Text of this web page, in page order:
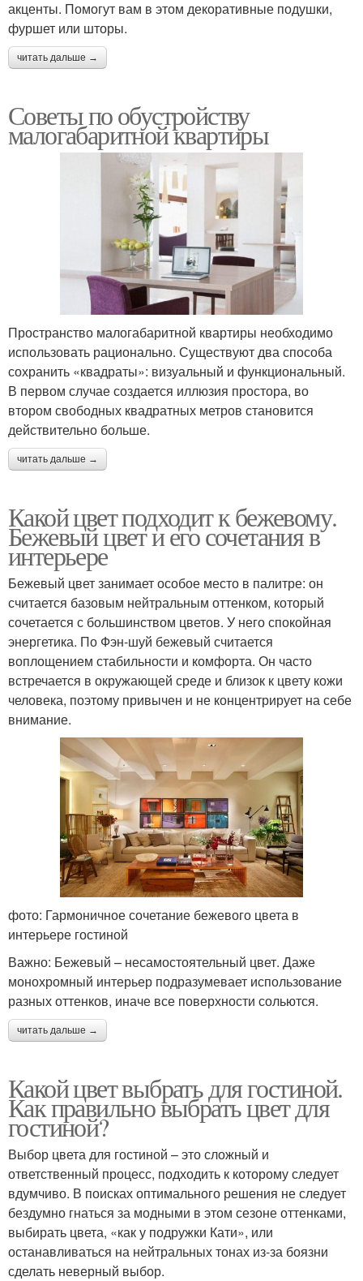
акценты. Помогут вам в этом декоративные подушки,
фуршет или шторы.
читать дальше →
Советы по обустройству
малогабаритной квартиры
Пространство малогабаритной квартиры необходимо
использовать рационально. Существуют два способа
сохранить «квадраты»: визуальный и функциональный.
В первом случае создается иллюзия простора, во
втором свободных квадратных метров становится
действительно больше.
читать дальше →
Какой цвет подходит к бежевому.
Бежевый цвет и его сочетания в
интерьере
Бежевый цвет занимает особое место в палитре: он
считается базовым нейтральным оттенком, который
сочетается с большинством цветов. У него спокойная
энергетика. По Фэн-шуй бежевый считается
воплощением стабильности и комфорта. Он часто
встречается в окружающей среде и близок к цвету кожи
человека, поэтому привычен и не концентрирует на себе
внимание.
фото: Гармоничное сочетание бежевого цвета в
интерьере гостиной
Важно: Бежевый – несамостоятельный цвет. Даже
монохромный интерьер подразумевает использование
разных оттенков, иначе все поверхности сольются.
читать дальше →
Какой цвет выбрать для гостиной.
Как правильно выбрать цвет для
гостиной?
Выбор цвета для гостиной – это сложный и
ответственный процесс, подходить к которому следует
вдумчиво. В поисках оптимального решения не следует
бездумно гнаться за модными в этом сезоне оттенками,
выбирать цвета, «как у подружки Кати», или
останавливаться на нейтральных тонах из-за боязни
сделать неверный выбор.